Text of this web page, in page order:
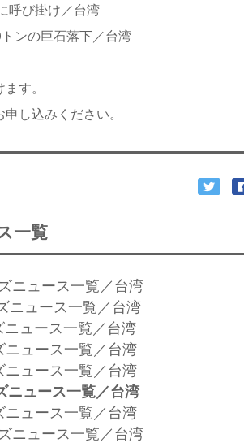
呼び掛け／台湾
ンの巨石落下／台湾
す。
申し込みください。
一覧
ニュース一覧／台湾
ニュース一覧／台湾
ュース一覧／台湾
ュース一覧／台湾
ュース一覧／台湾
ニュース一覧／台湾
ュース一覧／台湾
ニュース一覧／台湾